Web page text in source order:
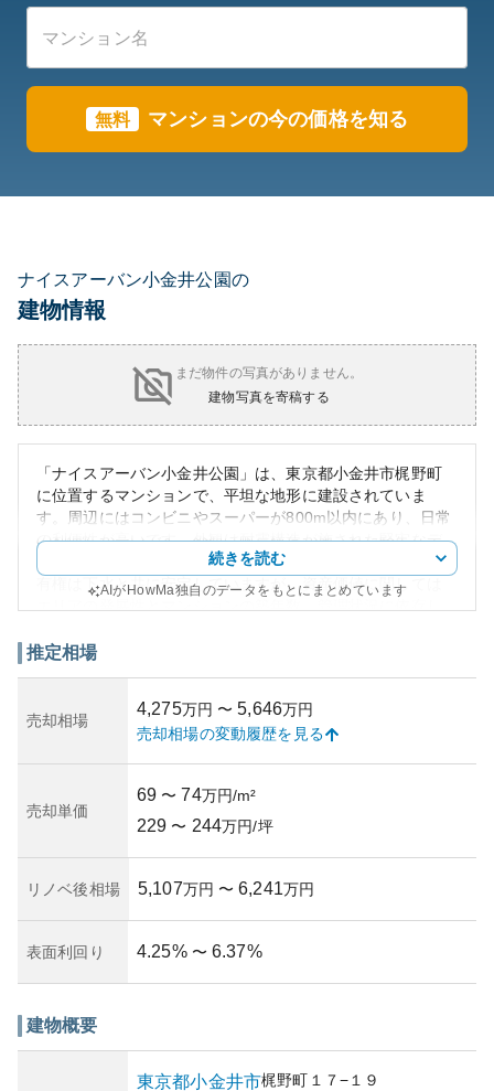
無料 マンションの今の価格を知る
ナイスアーバン小金井公園の
建物情報
まだ物件の写真がありません。
建物写真を寄稿する
「ナイスアーバン小金井公園」は、東京都小金井市梶野町
に位置するマンションで、平坦な地形に建設されていま
す。周辺にはコンビニやスーパーが800m以内にあり、日常
の利便性が高いです。外観は耐震構造が施された堅牢なデ
ザインとなっており、東京都内の安心感を提供します。所
有権は下水と共に安定していますが、資産価値に関しては
が、耐震構造でリスクを最小限に抑えています。外部環境
続きを読む
AIがHowMa独自のデータをもとにまとめています
推定相場
売却相場
4,275万円 〜 5,646万円
売却相場の変動履歴を見る
売却単価
69 〜 74万円/m²
229 〜 244万円/坪
リノベ後相場 5,107万円 〜 6,241万円
表面利回り 4.25% 〜 6.37%
建物概要
東京都小金井市梶野町 １７−１９